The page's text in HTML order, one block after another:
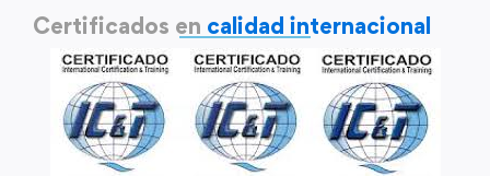
Certificados en calidad internacional